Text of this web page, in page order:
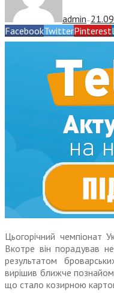
admin —
FacebookTwitterPinterest
Цьогорічний чемпіонат
Вкотре він порадував
результатом
вирішив ближче
що стало козирною